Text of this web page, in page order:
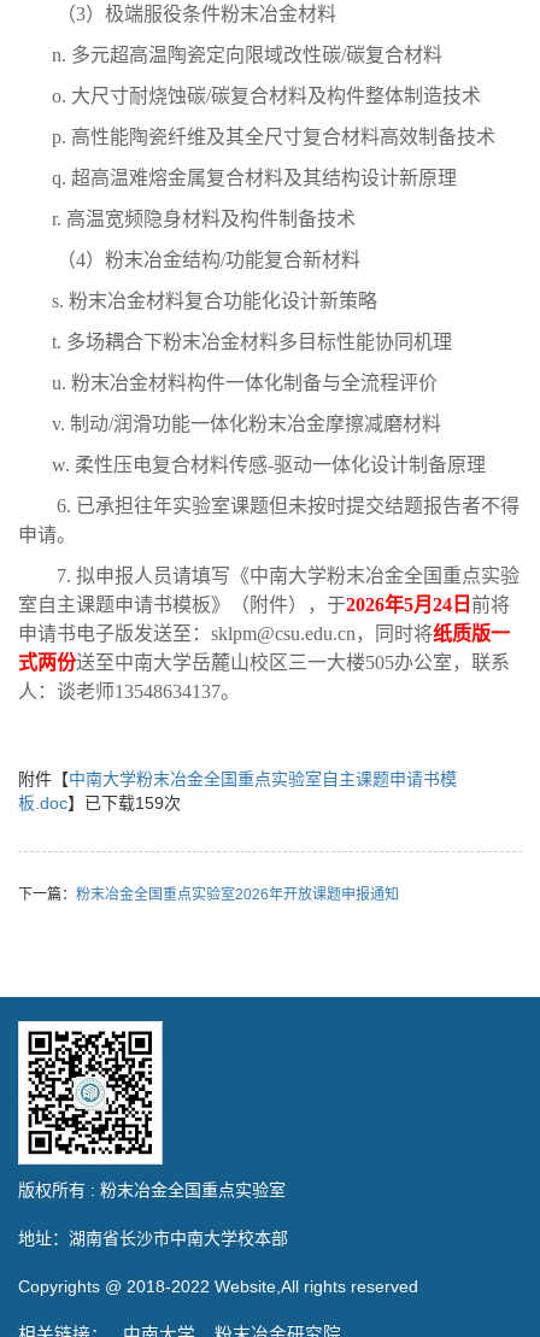
（3）极端服役条件粉末冶金材料
n. 多元超高温陶瓷定向限域改性碳/碳复合材料
o. 大尺寸耐烧蚀碳/碳复合材料及构件整体制造技术
p. 高性能陶瓷纤维及其全尺寸复合材料高效制备技术
q. 超高温难熔金属复合材料及其结构设计新原理
r. 高温宽频隐身材料及构件制备技术
（4）粉末冶金结构/功能复合新材料
s. 粉末冶金材料复合功能化设计新策略
t. 多场耦合下粉末冶金材料多目标性能协同机理
u. 粉末冶金材料构件一体化制备与全流程评价
v. 制动/润滑功能一体化粉末冶金摩擦减磨材料
w. 柔性压电复合材料传感-驱动一体化设计制备原理
6. 已承担往年实验室课题但未按时提交结题报告者不得
申请。
7. 拟申报人员请填写《中南大学粉末冶金全国重点实验
室自主课题申请书模板》（附件），于2026年5月 24 日 前将
申请书电子版发送至： sklpm@csu.edu.cn ，同时将纸质版一
式两份送至中南大学岳麓山校区三一大楼505办公室，联系
人：谈老师13548634137。
附件【中南大学粉末冶金全国重点实验室自主课题申请书模
板.doc】已下载159次
下一篇： 粉末冶金全国重点实验室2026年开放课题申报通知
版权所有 : 粉末冶金全国重点实验室
地址：湖南省长沙市中南大学校本部
Copyrights @ 2018-2022 Website,All rights reserved